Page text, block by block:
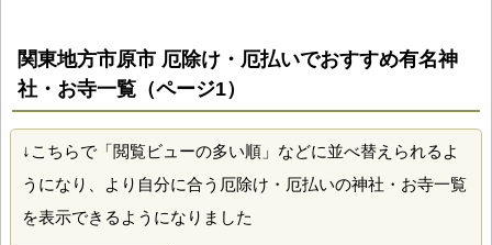
関東地方市原市 厄除け・厄払いでおすすめ有名神
社・お寺一覧（ページ1）
↓こちらで「閲覧ビューの多い順」などに並べ替えられるよ
うになり、より自分に合う厄除け・厄払いの神社・お寺一覧
を表示できるようになりました